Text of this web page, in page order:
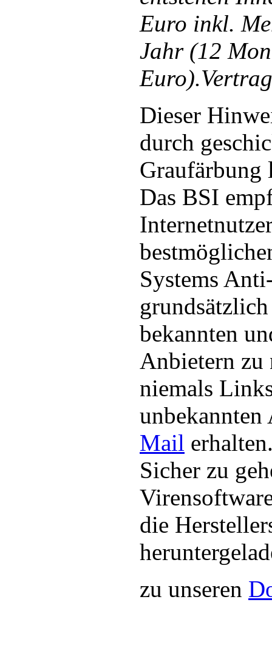
Euro inkl.
Jahr (12
Dieser
durch
Graufärbung
Das BSI
Systems
bekannten
Anbietern zu
niemals
Mail
Sicher zu
die
zu unseren